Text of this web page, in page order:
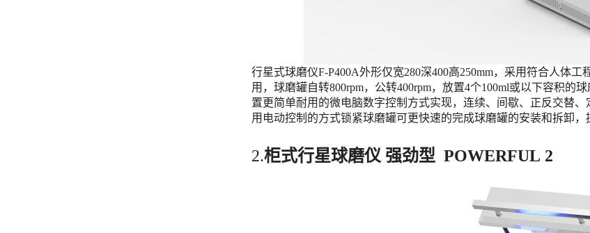
行星式球磨仪F-P400A外形仅宽280深400高250mm，采用符合人体
用，球磨罐自转800rpm，公转400rpm，放置4个100ml或以下容积
置更简单耐用的微电脑数字控制方式实现，连续、间歇、正反交替
用电动控制的方式锁紧球磨罐可更快速的完成球磨罐的安装和拆卸，
2.柜式行星球磨仪 强劲型  POWERFUL 2